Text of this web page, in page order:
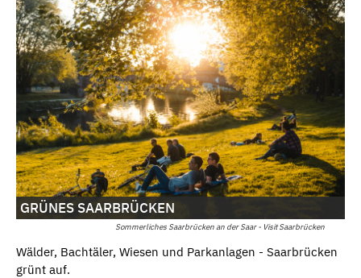
Sommerliches Saarbrücken an der Saar - Visit Saarbrücken
GRÜNES SAARBRÜCKEN
Wälder, Bachtäler, Wiesen und Parkanlagen - Saarbrücken
grünt auf.